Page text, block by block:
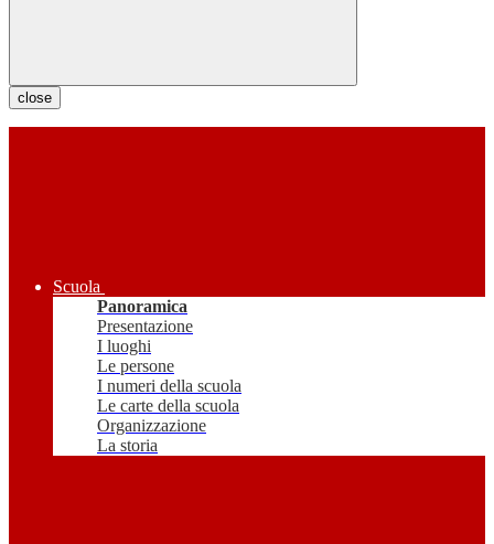
close
Scuola
Panoramica
Presentazione
I luoghi
Le persone
I numeri della scuola
Le carte della scuola
Organizzazione
La storia